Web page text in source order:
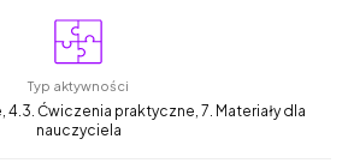
Typ aktywności
4.3. Ćwiczenia praktyczne, 7. Materiały dla
nauczyciela